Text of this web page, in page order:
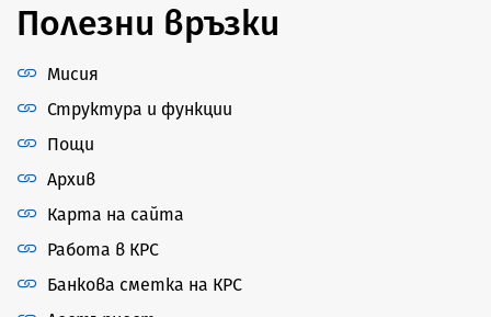
Полезни връзки
Мисия
Структура и функции
Пощи
Архив
Карта на сайта
Работа в КРС
Банкова сметка на КРС